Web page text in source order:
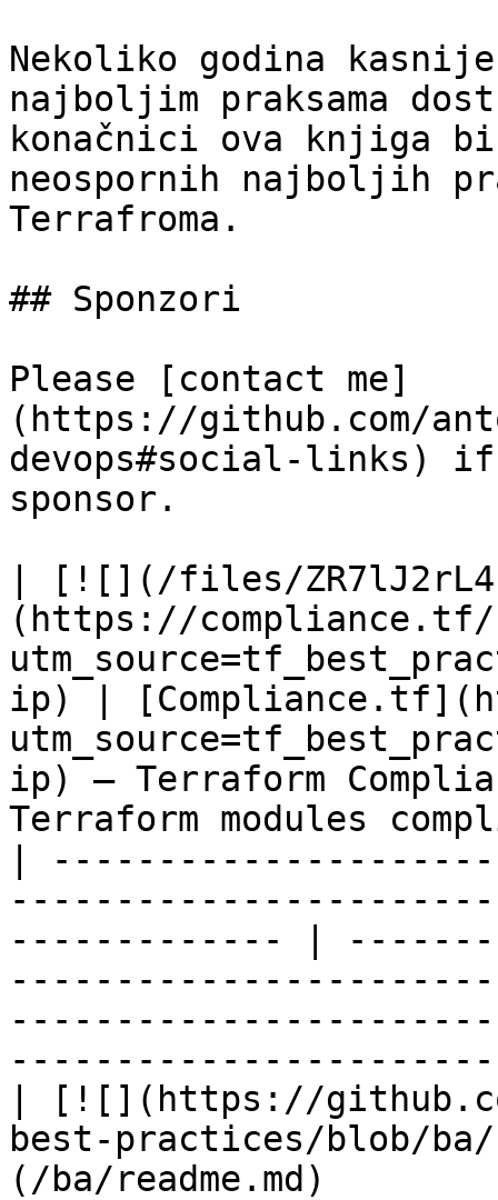
Nekoliko godina
najboljim praksama
konačnici ova knjiga
neospornih najboljih
Terrafroma.
## Sponzori
Please [contact me]
(https://github.com/
devops#social-links) if
sponsor.
| [![](/files/
(https://compliance.tf/
ip) |
ip) — Terraform
Terraform modules
|
------------- |
| [![](https://
best-practices/blob/
(/ba/readme.md)